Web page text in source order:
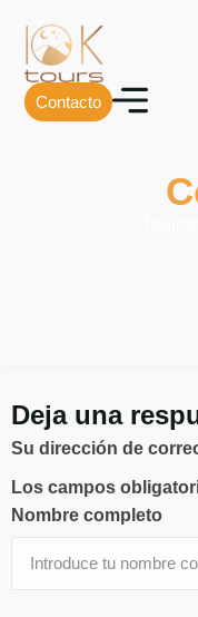
Contacto
Deja una
Su dirección de
Los campos
Nombre completo